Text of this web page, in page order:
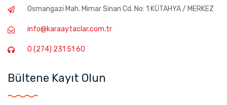
Osmangazi Mah. Mimar Sinan Cd. No: 1 KÜTAHYA / MERKEZ
info@karaaytaclar.com.tr
0 (274) 231 51 60
Bültene Kayıt Olun